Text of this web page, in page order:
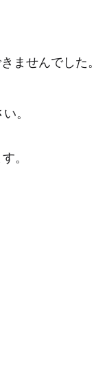
ませんでした。
。
。